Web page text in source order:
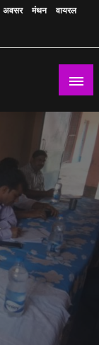
अवसर मंथन
वायरल